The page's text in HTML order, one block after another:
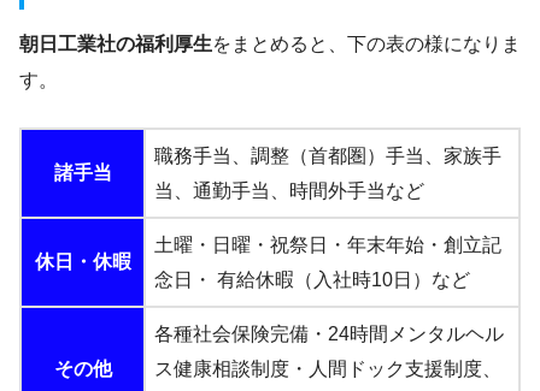
朝日工業社の福利厚生をまとめると、下の表の様になりま
す。
諸手当
職務手当、調整（首都圏）手当、家族手
当、通勤手当、時間外手当など
休日・休暇
土曜・日曜・祝祭日・年末年始・創立記
念日・ 有給休暇（入社時10日）など
その他
各種社会保険完備・24時間メンタルヘル
ス健康相談制度・人間ドック支援制度、